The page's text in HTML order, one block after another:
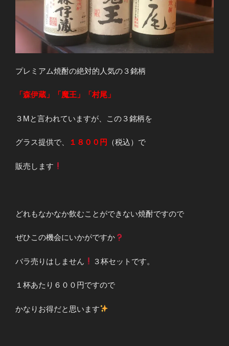
プレミアム焼酎の絶対的人気の３銘柄
「森伊蔵」「魔王」「村尾」
３Mと言われていますが、この３銘柄を
グラス提供で、 １８００円 （税込）で
販売します
どれもなかなか飲むことができない焼酎ですので
ぜひこの機会にいかがですか
バラ売りはしません ３杯セットです。
１杯あたり６００円ですので
かなりお得だと思います